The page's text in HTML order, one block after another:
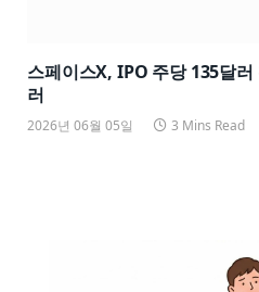
스페이스X, IPO 주당 135달
러
2026년 06월 05일 3 Mins Read